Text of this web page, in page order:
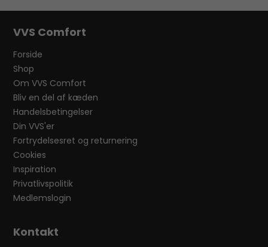
VVS Comfort
Forside
Shop
Om VVS Comfort
Bliv en del af kæden
Handelsbetingelser
Din VVS'er
Fortrydelsesret og returnering
Cookies
Inspiration
Privatlivspolitik
Medlemslogin